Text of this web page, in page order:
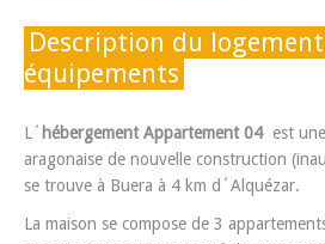
Description du
équipements
L´ hébergement Appartement 04est une
aragonaise de nouvelle construction
se trouve à Buera à 4 km d´Alquézar.
La maison se compose de 3